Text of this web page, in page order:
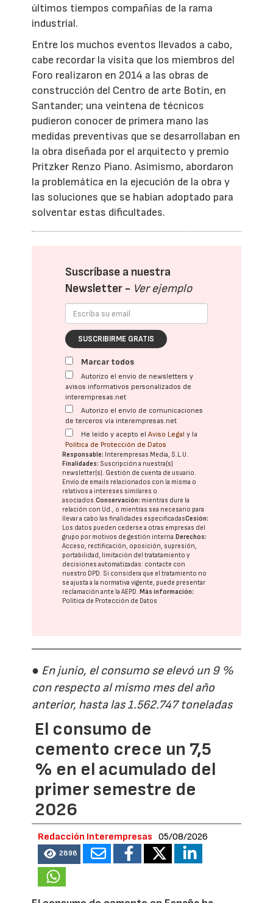
últimos tiempos compañías de la rama
industrial.
Entre los muchos eventos llevados a cabo,
cabe recordar la visita que los miembros del
Foro realizaron en 2014 a las obras de
construcción del Centro de arte Botín, en
Santander; una veintena de técnicos
pudieron conocer de primera mano las
medidas preventivas que se desarrollaban en
la obra diseñada por el arquitecto y premio
Pritzker Renzo Piano. Asimismo, abordaron
la problemática en la ejecución de la obra y
las soluciones que se habían adoptado para
solventar estas dificultades.
Suscríbase a nuestra
Newsletter - Ver ejemplo
SUSCRIBIRME GRATIS
Marcar todos
Autorizo el envío de newsletters y
avisos informativos personalizados de
interempresas.net
Autorizo el envío de comunicaciones
de terceros vía interempresas.net
He leído y acepto elAviso Legal y la
Política de Protección de Datos
Responsable: Interempresas Media, S.L.U.
Finalidades: Suscripción a nuestra(s)
newsletter(s). Gestión de cuenta de usuario.
Envío de emails relacionados con la misma o
relativos a intereses similares o
asociados.Conservación: mientras dure la
relación con Ud., o mientras sea necesario para
llevar a cabo las finalidades especificadasCesión:
Los datos pueden cederse a otras empresas del
grupo por motivos de gestión interna. Derechos:
Acceso, rectificación, oposición, supresión,
portabilidad, limitación del tratatamiento y
decisiones automatizadas: contacte con
nuestro DPD. Si considera que el tratamiento no
se ajusta a la normativa vigente, puede presentar
reclamación ante laAEPD. Más información:
Política de Protección de Datos
● En junio, el consumo se elevó un 9 %
con respecto al mismo mes del año
anterior, hasta las 1.562.747 toneladas
El consumo de
cemento crece un 7,5
% en el acumulado del
primer semestre de
2026
Redacción Interempresas 05/08/2026
2898